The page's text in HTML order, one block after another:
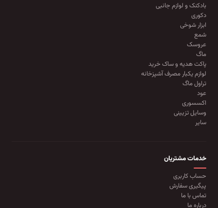
بادکنک و لوازم جانبی
دکوری
ابزار شوخی
شمع
عروسک
ماگ
پاکت هدیه و ساک خرید
لوازم یکبار مصرف آشپزخانه
تراول ماگ
عود
اکسسوری
وسایل تزیینی
سایر
خدمات مشتریان
حساب کاربری
پیگیری سفارش
تماس با ما
درباره ما